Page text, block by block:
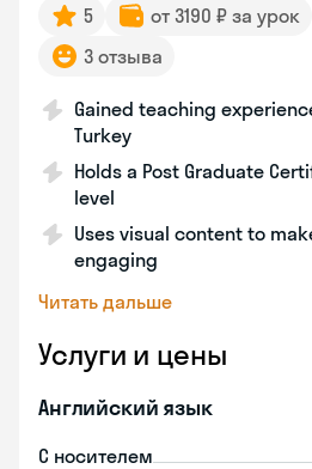
5 от 3190 ₽ за урок
3 отзыва
Gained teaching
Turkey
Holds a Post Graduate
level
Uses visual content to
engaging
Читать дальше
Услуги и цены
Английский язык
С носителем